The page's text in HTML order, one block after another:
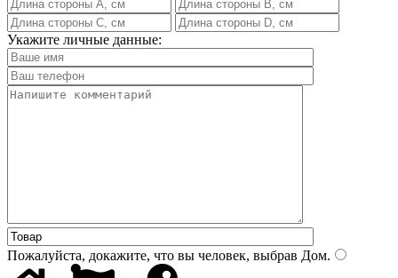
Укажите личные данные:
Пожалуйста, докажите, что вы человек, выбрав Дом.